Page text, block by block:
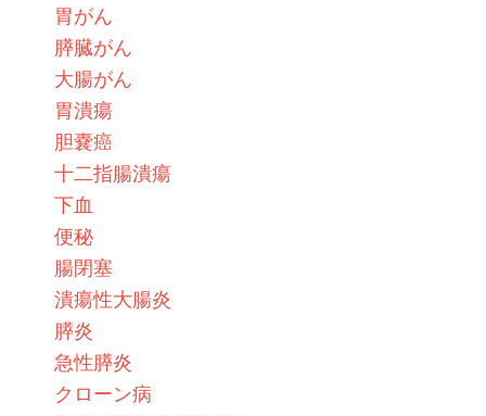
胃がん
膵臓がん
大腸がん
胃潰瘍
胆嚢癌
十二指腸潰瘍
下血
便秘
腸閉塞
潰瘍性大腸炎
膵炎
急性膵炎
クローン病